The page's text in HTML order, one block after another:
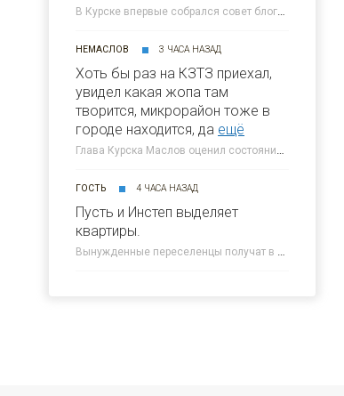
В Курске впервые собрался совет блогеров при главе города » 46ТВ Курское Интернет Телевидение
НЕМАСЛОВ 3 ЧАСА НАЗАД
Хоть бы раз на КЗТЗ приехал,
увидел какая жопа там
творится, микрорайон тоже в
городе находится, да ещё
Глава Курска Маслов оценил состояние требующих благоустройства локаций » 46ТВ Курское Интернет Телевидение
ГОСТЬ 4 ЧАСА НАЗАД
Пусть и Инстеп выделяет
квартиры.
Вынужденные переселенцы получат в Курске около 300 квартир от КПД » 46ТВ Курское Интернет Телевидение